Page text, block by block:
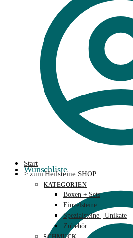
Wunschliste
Start
> zum Heilsteine SHOP
KATEGORIEN
Boxen + Sets
Einzelsteine
Spezialsteine | Unikate
Zubehör
SCHMUCK